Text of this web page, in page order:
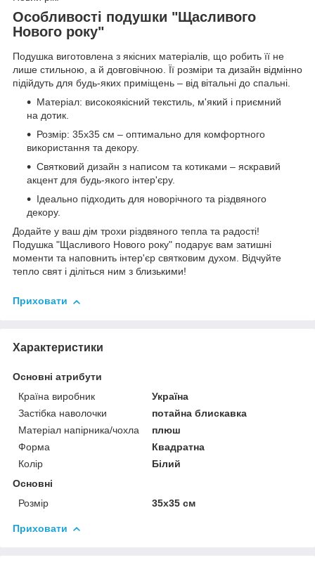
Особливості подушки "Щасливого
Нового року"
Подушка виготовлена з якісних матеріалів, що робить її не
лише стильною, а й довговічною. Її розміри та дизайн відмінно
підійдуть для будь-яких приміщень – від вітальні до спальні.
Матеріал: високоякісний текстиль, м'який і приємний
на дотик.
Розмір: 35x35 см – оптимально для комфортного
використання та декору.
Святковий дизайн з написом та котиками – яскравий
акцент для будь-якого інтер'єру.
Ідеально підходить для новорічного та різдвяного
декору.
Додайте у ваш дім трохи різдвяного тепла та радості!
Подушка "Щасливого Нового року" подарує вам затишні
моменти та наповнить інтер'єр святковим духом. Відчуйте
тепло свят і діліться ним з близькими!
Приховати
Характеристики
Основні атрибути
Країна виробник
Україна
Застібка наволочки
потайна блискавка
Матеріал напірника/чохла
плюш
Форма
Квадратна
Колір
Білий
Основні
Розмір
35x35 см
Приховати